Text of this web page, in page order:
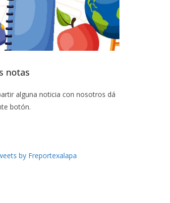
notas
alguna noticia con nosotros dá
botón.
by Freportexalapa